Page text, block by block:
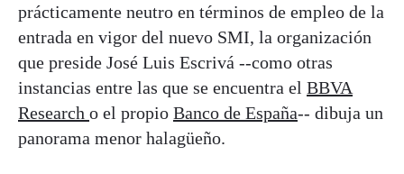
prácticamente neutro en términos de empleo de la
entrada en vigor del nuevo SMI, la organización
que preside José Luis Escrivá --como otras
instancias entre las que se encuentra el BBVA
Research o el propio Banco de España-- dibuja un
panorama menor halagüeño.